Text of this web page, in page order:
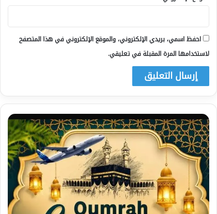
احفظ اسمي، بريدي الإلكتروني، والموقع الإلكتروني في هذا المتصفح
لاستخدامها المرة المقبلة في تعليقي.